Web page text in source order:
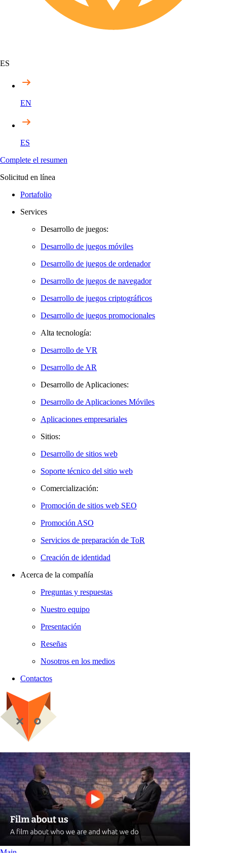
ES
EN
ES
Complete el resumen
Solicitud en línea
Portafolio
Services
Desarrollo de juegos:
Desarrollo de juegos móviles
Desarrollo de juegos de ordenador
Desarrollo de juegos de navegador
Desarrollo de juegos criptográficos
Desarrollo de juegos promocionales
Alta tecnología:
Desarrollo de VR
Desarrollo de AR
Desarrollo de Aplicaciones:
Desarrollo de Aplicaciones Móviles
Aplicaciones empresariales
Sitios:
Desarrollo de sitios web
Soporte técnico del sitio web
Comercialización:
Promoción de sitios web SEO
Promoción ASO
Servicios de preparación de ToR
Creación de identidad
Acerca de la compañía
Preguntas y respuestas
Nuestro equipo
Presentación
Reseñas
Nosotros en los medios
Contactos